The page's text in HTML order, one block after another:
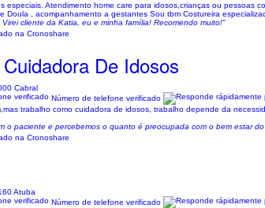
especiais. Atendimento home care para idosos,crianças ou
Doula , acompanhamento a gestantes Sou tbm Costureira
cliente da Katia, eu e minha família! Recomendo muito!"
na Cronoshare
De Idosos
Cabral
Número de telefone verificado
trabalho como cuidadora de idosos, trabalho depende da
o paciente e percebemos o quanto é preocupada com o bem estar
na Cronoshare
Atuba
Número de telefone verificado